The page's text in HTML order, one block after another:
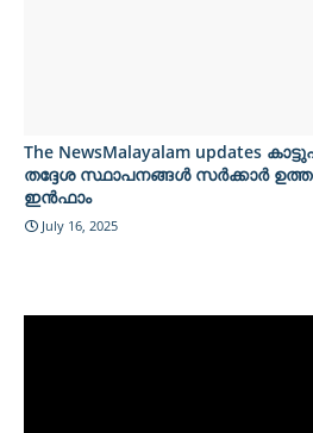
The NewsMalayalam updates
തദ്ദേശ സ്ഥാപനങ്ങള്‍ സര്‍ക്കാര്‍
ഇന്‍ഫാം
July 16, 2025